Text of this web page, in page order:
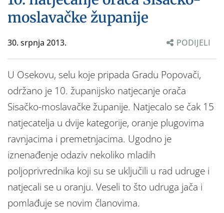
moslavačke županije
30. srpnja 2013. PODIJELI
U Osekovu, selu koje pripada Gradu Popovači,
održano je 10. županijsko natjecanje orača
Sisačko-moslavačke županije. Natjecalo se čak 15
natjecatelja u dvije kategorije, oranje plugovima
ravnjacima i premetnjacima. Ugodno je
iznenađenje odaziv nekoliko mladih
poljoprivrednika koji su se uključili u rad udruge i
natjecali se u oranju. Veseli to što udruga jača i
pomlađuje se novim članovima.